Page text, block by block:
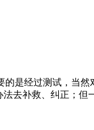
是经过测试，当
去补救、纠正；